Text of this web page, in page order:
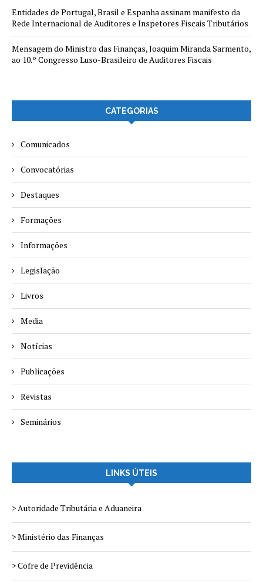
Entidades de Portugal, Brasil e Espanha assinam manifesto da
Rede Internacional de Auditores e Inspetores Fiscais Tributários
Mensagem do Ministro das Finanças, Joaquim Miranda Sarmento,
ao 10.º Congresso Luso-Brasileiro de Auditores Fiscais
CATEGORIAS
Comunicados
Convocatórias
Destaques
Formações
Informações
Legislação
Livros
Media
Notícias
Publicações
Revistas
Seminários
LINKS ÚTEIS
> Autoridade Tributária e Aduaneira
> Ministério das Finanças
> Cofre de Previdência